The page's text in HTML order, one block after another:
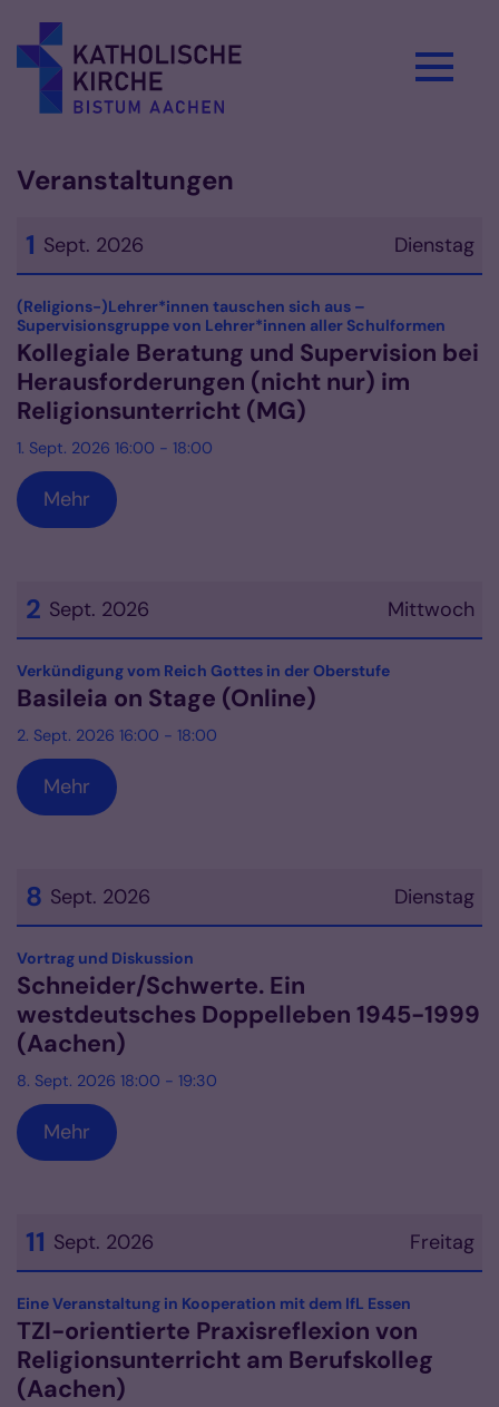
Veranstaltungen
Dienstag
1 Sept. 2026
Datum: 1. September 2026
(Religions-)Lehrer*innen tauschen sich aus –
Supervisionsgruppe von Lehrer*innen aller Schulformen
Kollegiale Beratung und Supervision bei
Herausforderungen (nicht nur) im
Religionsunterricht (MG)
1. Sept. 2026 16:00 - 18:00
Mehr
Mittwoch
2 Sept. 2026
Datum: 2. September 2026
Verkündigung vom Reich Gottes in der Oberstufe:
Basileia on Stage (Online)
2. Sept. 2026 16:00 - 18:00
Mehr
Dienstag
8 Sept. 2026
Datum: 8. September 2026
Vortrag und Diskussion
Schneider/Schwerte. Ein
westdeutsches Doppelleben 1945-1999
(Aachen)
8. Sept. 2026 18:00 - 19:30
Mehr
Freitag
11 Sept. 2026
Datum: 11. September 2026
Eine Veranstaltung in Kooperation mit dem IfL Essen
TZI-orientierte Praxisreflexion von
Religionsunterricht am Berufskolleg
(Aachen)